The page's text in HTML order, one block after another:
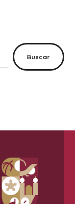
Buscar